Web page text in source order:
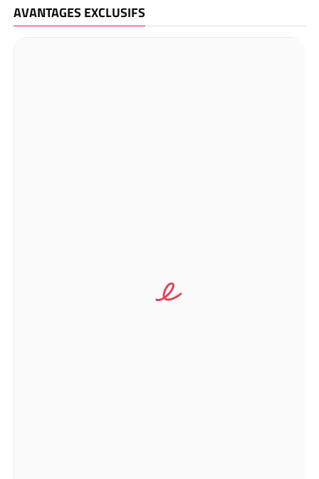
AVANTAGES EXCLUSIFS